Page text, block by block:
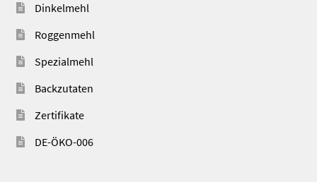
Dinkelmehl
Roggenmehl
Spezialmehl
Backzutaten
Zertifikate
DE-ÖKO-006